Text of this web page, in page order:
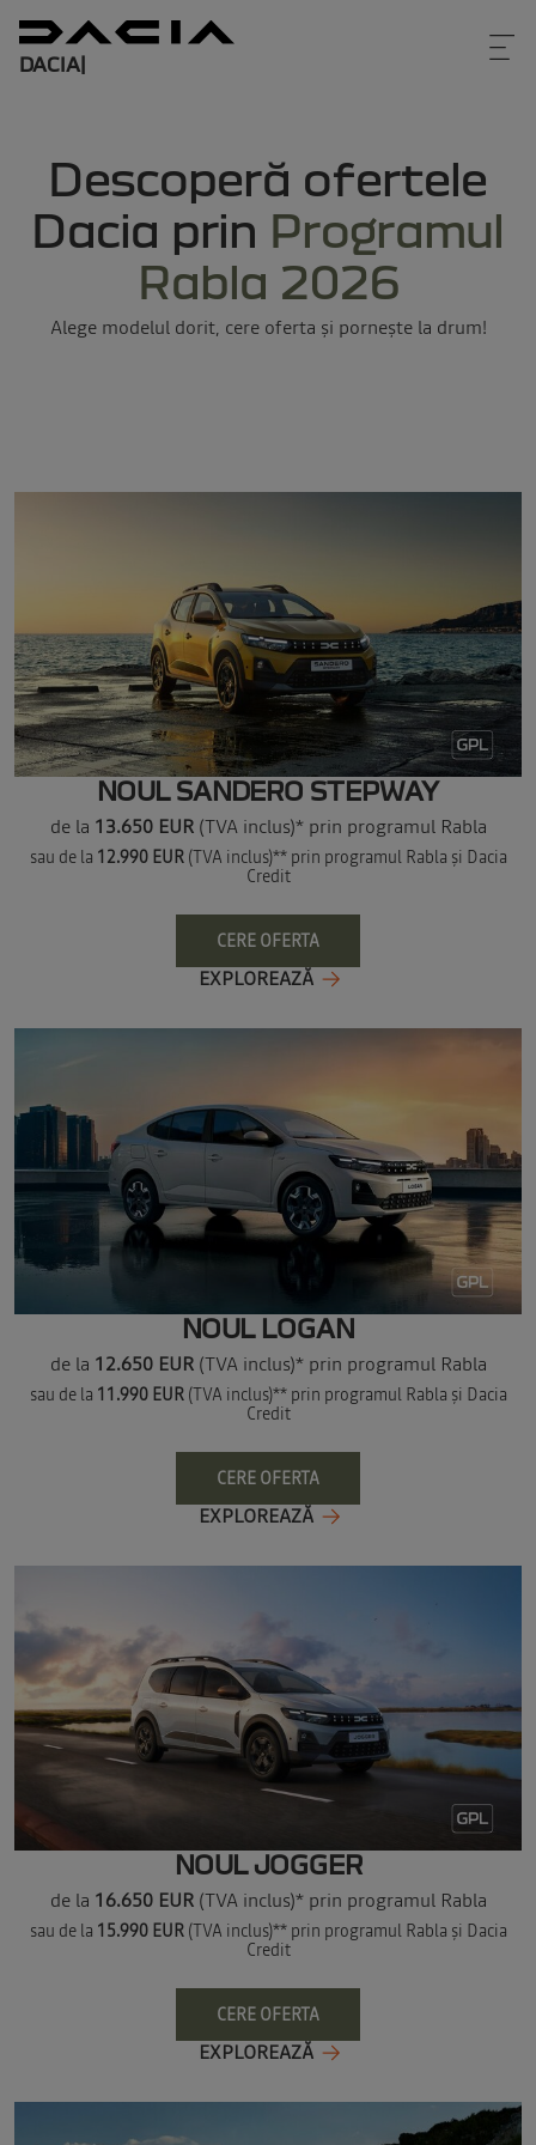
DACIA
Descoperă ofertele
Dacia prin Programul
Rabla 2026
Alege modelul dorit, cere oferta și pornește la drum!
NOUL SANDERO STEPWAY
de la 13.650 EUR(TVA inclus)* prin programul Rabla
sau de la 12.990 EUR(TVA inclus)** prin programul Rabla și Dacia
Credit
CERE OFERTA
EXPLOREAZĂ
NOUL LOGAN
de la 12.650 EUR(TVA inclus)* prin programul Rabla
sau de la 11.990 EUR(TVA inclus)** prin programul Rabla și Dacia
Credit
CERE OFERTA
EXPLOREAZĂ
NOUL JOGGER
de la 16.650 EUR(TVA inclus)* prin programul Rabla
sau de la 15.990 EUR(TVA inclus)** prin programul Rabla și Dacia
Credit
CERE OFERTA
EXPLOREAZĂ